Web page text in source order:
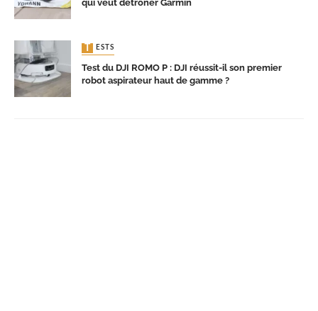
qui veut détrôner Garmin
TESTS
Test du DJI ROMO P : DJI réussit-il son premier
robot aspirateur haut de gamme ?